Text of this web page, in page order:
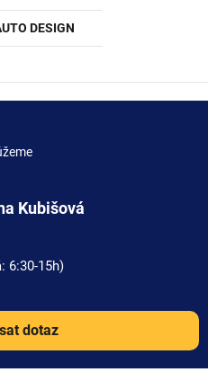
DESIGN
Kubišová
dotaz